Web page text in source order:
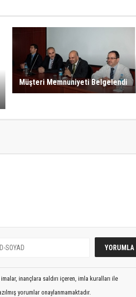
Müşteri Memnuniyeti Belgelendi
inançlara saldırı içeren, imla kuralları ile
yorumlar onaylanmamaktadır.